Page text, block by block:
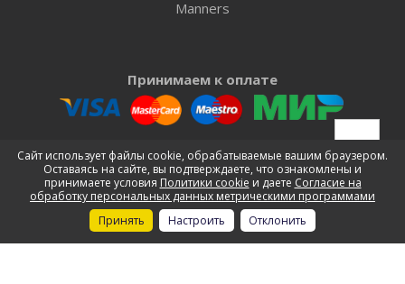
Manners
Принимаем к оплате
Доставляем
Сайт использует файлы cookie, обрабатываемые вашим браузером.
Оставаясь на сайте, вы подтверждаете, что ознакомлены и
принимаете условия Политики cookie и даете Согласие на
обработку персональных данных метрическими программами
Принять
Настроить Отклонить